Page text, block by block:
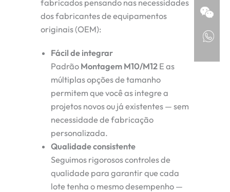
fabricados pensando nas necessidades
dos fabricantes de equipamentos
originais (OEM):
Fácil de integrar
Padrão Montagem M10/M12 E as
múltiplas opções de tamanho
permitem que você as integre a
projetos novos ou já existentes — sem
necessidade de fabricação
personalizada.
Qualidade consistente
Seguimos rigorosos controles de
qualidade para garantir que cada
lote tenha o mesmo desempenho —